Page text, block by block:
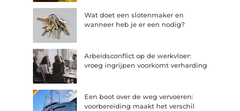
Wat doet een slotenmaker en
wanneer heb je er een nodig?
Arbeidsconflict op de werkvloer:
vroeg ingrijpen voorkomt verharding
Een boot over de weg vervoeren:
voorbereiding maakt het verschil